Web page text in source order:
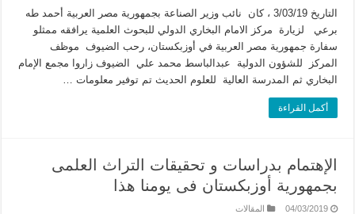
التاريخ 3/03/19 ، كان نائب وزير الصناعة بجمهورية مصر العربية أحمد طه
برعي لزيارة مركز الامام البخاري الدولي للبحوث العلمية يرافقه ممثلو
سفارة جمهورية مصر العربية في أوزبكستان، رحب الضيوف موظف
المركز للشؤون الدولية عبدالباسط محمد علي الضيوف زاروا مجمع الإمام
البخاري ثم المدرسة العالية للعلوم الحديث تم توفير معلومات …
أكمل القراءة
الإهتمام بدراسات و تحقيقات التراث العلمى
بجمهورية أوزبكستان فى يومنا هذا
04/03/2019 المقالات